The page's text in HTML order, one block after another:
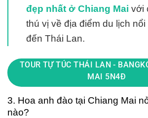
đẹp nhất ở Chiang Mai với
thú vị về địa điểm du lịch
đến Thái Lan.
TOUR TỰ TÚC THÁI LAN -
MAI 5N4Đ
3. Hoa anh đào tại Chiang Mai
nào?